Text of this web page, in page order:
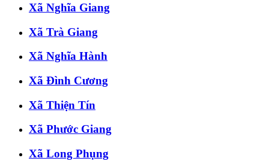
Xã Nghĩa Giang
Xã Trà Giang
Xã Nghĩa Hành
Xã Đình Cương
Xã Thiện Tín
Xã Phước Giang
Xã Long Phụng